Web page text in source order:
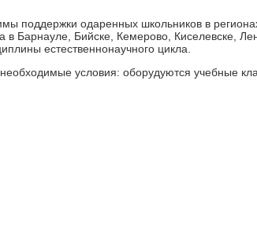
поддержки одаренных школьников в
в Барнауле, Бийске, Кемерово, Киселевске,
естественнонаучного цикла.
условия: оборудуются учебные